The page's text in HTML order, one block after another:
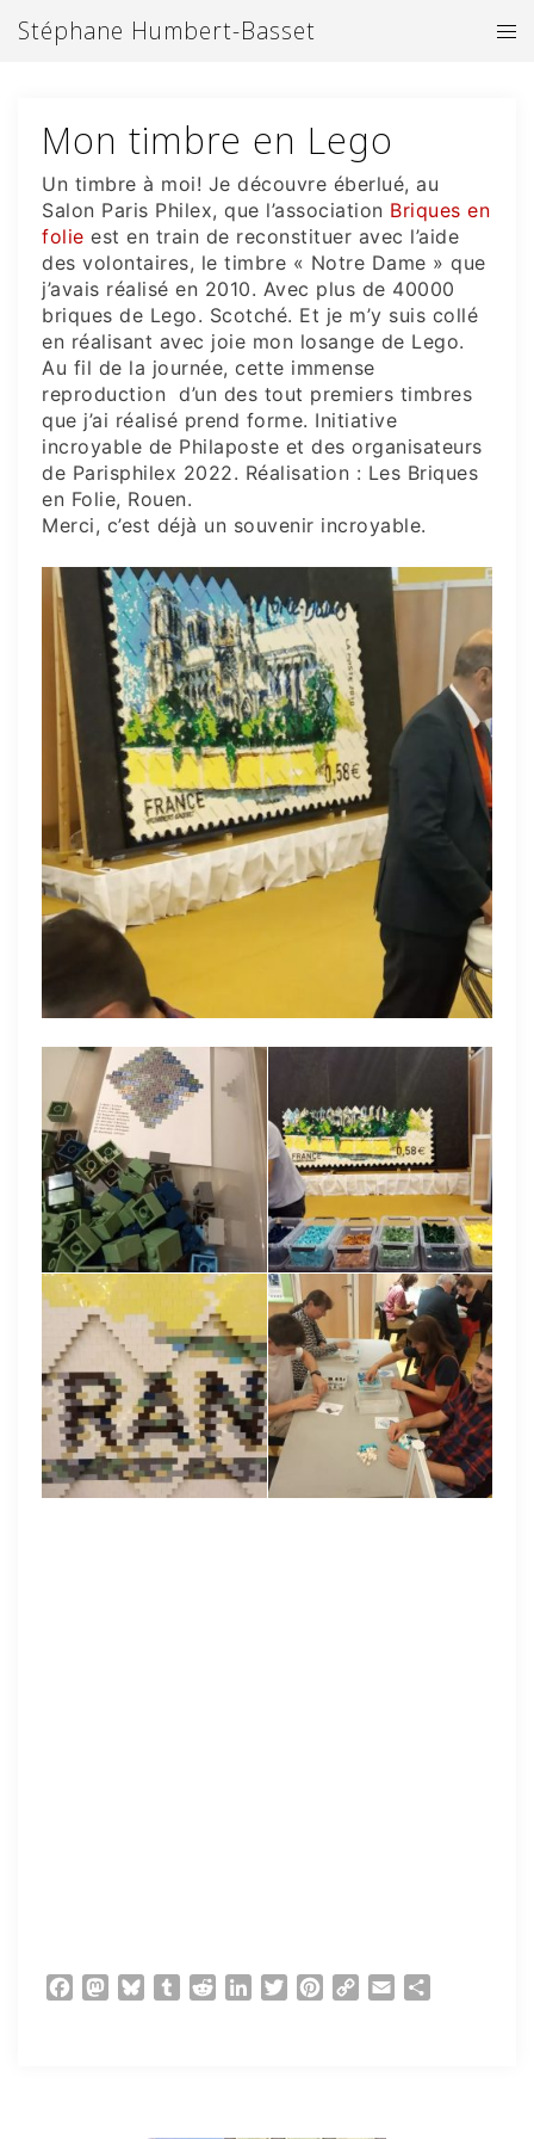
auStéphane Humbert-Basset
Mon timbre en Lego
Un timbre à moi! Je découvre éberlué, au
Salon Paris Philex, que l’association Briques en
folie est en train de reconstituer avec l’aide
des volontaires, le timbre « Notre Dame » que
j’avais réalisé en 2010. Avec plus de 40000
briques de Lego. Scotché. Et je m’y suis collé
en réalisant avec joie mon losange de Lego.
Au fil de la journée, cette immense
reproduction d’un des tout premiers timbres
que j’ai réalisé prend forme. Initiative
incroyable de Philaposte et des organisateurs
de Parisphilex 2022. Réalisation : Les Briques
en Folie, Rouen.
Merci, c’est déjà un souvenir incroyable.
Facebook
Mastodon
BlueskyTumblrRedditLinkedInTwitterPinterest
CopyEmail